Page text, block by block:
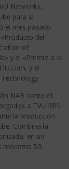
Networks,
para la
el mes pasado
del
of
y el «Premio a la
y el
NAB como el
a TVU RPS
la producción
Combina la
en un
módems 5G